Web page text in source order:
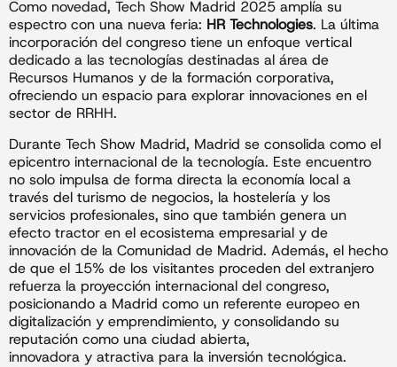
Como novedad, Tech Show Madrid 2025 amplía su
espectro con una nueva feria: HR Technologies. La última
incorporación del congreso tiene un enfoque vertical
dedicado a las tecnologías destinadas al área de
Recursos Humanos y de la formación corporativa,
ofreciendo un espacio para explorar innovaciones en el
sector de RRHH.
Durante Tech Show Madrid, Madrid se consolida como el
epicentro internacional de la tecnología. Este encuentro
no solo impulsa de forma directa la economía local a
través del turismo de negocios, la hostelería y los
servicios profesionales, sino que también genera un
efecto tractor en el ecosistema empresarial y de
innovación de la Comunidad de Madrid. Además, el hecho
de que el 15% de los visitantes proceden del extranjero
refuerza la proyección internacional del congreso,
posicionando a Madrid como un referente europeo en
digitalización y emprendimiento, y consolidando su
reputación como una ciudad abierta,
innovadora y atractiva para la inversión tecnológica.